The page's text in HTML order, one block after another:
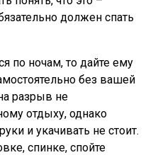
должен спать
по ночам, то дайте ему
без вашей
разрыв не
отдыху, однако
и укачивать не стоит.
спинке, спойте